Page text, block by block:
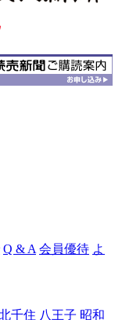
Q & A 会員優待 よ
千住 八王子 昭和